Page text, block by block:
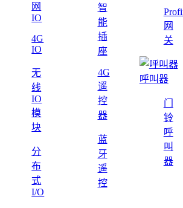
网
IO
4G
IO
无
线
IO
模
块
分
布
式
I/O
智
能
插
座
4G
遥
控
器
蓝
牙
遥
控
网
关
呼叫器
门
铃
呼
叫
器